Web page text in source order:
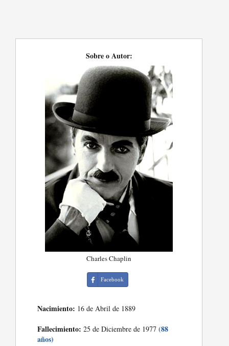
Sobre o Autor:
Charles Chaplin
Facebook
Nacimiento: 16 de Abril de 1889
Fallecimiento: 25 de Diciembre de 1977(88
años)